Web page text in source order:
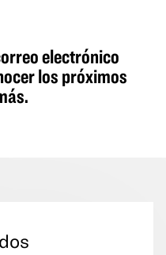
electrónico
los próximos